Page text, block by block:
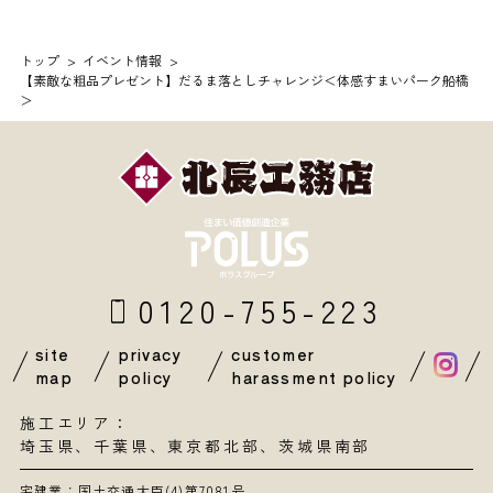
トップ
イベント情報
【素敵な粗品プレゼント】だるま落としチャレンジ＜体感すまいパーク船橋
＞
0120-755-223
site
map
privacy
policy
customer
harassment policy
施工エリア：
埼玉県、 千葉県 、東京都北部、茨城県南部